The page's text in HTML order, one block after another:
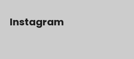
Instagram